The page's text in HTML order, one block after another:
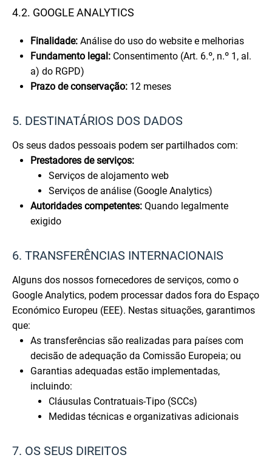
4.2. GOOGLE ANALYTICS
Finalidade: Análise do uso do website e melhorias
Fundamento legal: Consentimento (Art. 6.º, n.º 1, al.
a) do RGPD)
Prazo de conservação: 12 meses
5. DESTINATÁRIOS DOS DADOS
Os seus dados pessoais podem ser partilhados com:
Prestadores de serviços:
Serviços de alojamento web
Serviços de análise (Google Analytics)
Autoridades competentes: Quando legalmente
exigido
6. TRANSFERÊNCIAS INTERNACIONAIS
Alguns dos nossos fornecedores de serviços, como o
Google Analytics, podem processar dados fora do Espaço
Económico Europeu (EEE). Nestas situações, garantimos
que:
As transferências são realizadas para países com
decisão de adequação da Comissão Europeia; ou
Garantias adequadas estão implementadas,
incluindo:
Cláusulas Contratuais-Tipo (SCCs)
Medidas técnicas e organizativas adicionais
7. OS SEUS DIREITOS